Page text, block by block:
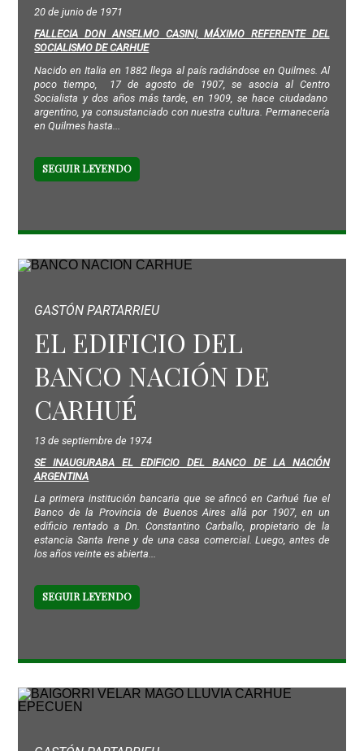
20 de junio de 1971
FALLECIA DON ANSELMO CASINI, MÁXIMO REFERENTE DEL
SOCIALISMO DE CARHUE
Nacido en Italia en 1882 llega al país radiándose en Quilmes. Al
poco tiempo, 17 de agosto de 1907, se asocia al Centro
Socialista y dos años más tarde, en 1909, se hace ciudadano
argentino, ya consustanciado con nuestra cultura. Permanecería
en Quilmes hasta...
SEGUIR LEYENDO
GASTÓN PARTARRIEU
EL EDIFICIO DEL
BANCO NACIÓN DE
CARHUÉ
13 de septiembre de 1974
SE INAUGURABA EL EDIFICIO DEL BANCO DE LA NACIÓN
ARGENTINA
La primera institución bancaria que se afincó en Carhué fue el
Banco de la Provincia de Buenos Aires allá por 1907, en un
edificio rentado a Dn. Constantino Carballo, propietario de la
estancia Santa Irene y de una casa comercial. Luego, antes de
los años veinte es abierta...
SEGUIR LEYENDO